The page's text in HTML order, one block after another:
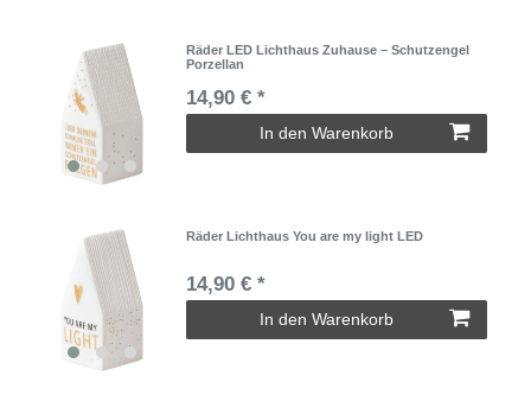
Räder LED Lichthaus Zuhause – Schutzengel
Porzellan
14,90 € *
In den Warenkorb
Räder Lichthaus You are my light LED
14,90 € *
In den Warenkorb